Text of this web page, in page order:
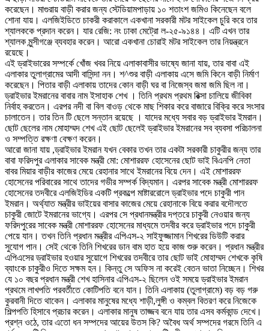
করেছেন। মাগুরায় বাড়ী করার জন্য স্টেডিয়ামপাড়ায় ১০ শতাংশ জমিও কিনেছেন বলে
শোনা যায়। এলজিইডিতে চাকরী করাকালে একখানা সরকারী মটর সাইকেল চুরি করে তার
শ্যালককে প্রদান করেন। যার রেজি: নং ঢাকা মেট্রো ল-২৫-৯১৪৪। এটি এখন তার
শ্যালক মুন্সীগঞ্জে ব্যবহার করেন। আরো একখানা চোরাই মটর সাইকেল তার নিয়ন্ত্রনে
রয়েছে।
এই ড্রাইভারের সম্পর্কে খোঁজ খবর নিয়ে এলাকাবাসীর ভাষ্যে জানা যায়, তার বাবা এই
এলাকার তুলাগ্রামের আদী বাসিন্দা নন। শ^শুর বাড়ী এলাকায় এসে জমি কিনে বাড়ী নির্মাণ
করেছেন। পিতার বাড়ী এলাকায় তাদের কোন বাড়ী ঘর বা নিজেস্ব জমা জমি ছিল না।
ড্রাইভার ইমরানের বাবার নাম ইসাহাক শেখ । তিনি প্রথম প্রথম রিক্সা চালিয়ে জীবিকা
নির্বাহ করতেন। এরপর নদী বা বিল বাওড় থেকে মাছ শিকার করে বাজারে বিক্রি করে সংসার
চালাতেন। তার তিন টি ছেলে সন্তান রয়েছে । যাদের মধ্যে সবার বড় ড্রাইভার ইমরান।
ছোট ছেলের নাম মোহাম্মদ শেখ এই ছোট ছেলেই ড্রাইভার ইমরানের সব ব্যবসা পরিচালনা
ও সম্পত্তি রক্ষণা বেক্ষণ করেন।
আরো জানা যায় ,ড্রাইভার ইমরান যখন বেকার তখন তার একটা সরকারী চাকুরীর জন্য তার
বাবা ফরিদপুর এলাকার সাবেক মন্ত্রী মো: মোশাররফ হোসেনের ছোট ভাই বিএনপি নেতা
বাবর মিয়ার বাড়ীর কাজের মেয়ে রেহানার সাথে ইমরানের বিয়ে দেন। এই মোশাররফ
হোসেনের পরিবারের সাথে তাদের গভীর সম্পর্ক বিদ্যমান। এরপর সাবেক মন্ত্রী মোশাররফ
হোসেনের তদবীরে এলজিইডির একটি প্রকল্পে মাষ্টাররোলে ড্রাইভার পদে চাকুরী পান
ইমরান। অর্থ্যাত মন্ত্রীর ভাইয়ের বাসার কাজের মেয়ে রেহানাকে বিয়ে করার বদৌলতে
চাকুরী জোটে ইমরানের ভাগ্যে। এরপর সে প্রধানমন্ত্রীর দপ্তরে চাকুরী নেওয়ার জন্য
ফরিদপুরের সাবেক মন্ত্রী মোশাররফ হোসেনের মাধ্যমে তদবীর করে ড্রাইভার পদে চাকুরী
পেয়ে যান। তখন তিনি প্রধান মন্ত্রীর এপিএস-২ সাইফুজ্জামান শিখরের ডিউটি করার
সুযোগ পান। সেই থেকে তিনি শিখরের ডান বাম হাত হয়ে কাজ শুরু করেন। প্রধান মন্ত্রীর
এপিএসের ড্রাইভার হওয়ার সুয়োগে শিখরের তদবীরে তার ছোট ভাই মোহাম্মদ শেখকে কৃষি
ব্যাংকে চাকুরীও দিতে সক্ষম হন। কিন্তু সে অফিস না করেই বেতন ভাতা নিচ্ছেন। শিখর
যে ১০ বছর প্রধান মন্ত্রী শেখ হাসিনার এপিএস-২ ছিলেন ওই সময়ে ড্রাইভার ইমরান
প্রথমে লাখপতি পরবর্তীতে কোটিপতি বনে যান। তিনি এলাকায় (তুলাগ্রামে) বড় বড় গরু
কুরবানী দিতে থাকেন। এলাকার মানুষের মধ্যে শাড়ী,লুঙ্গী ও কম্বল বিতরণ করে নিজেকে
শিল্পপতি হিসাবে প্রচার করেন। এলাকার মানুষ তাজ্জব বনে যায় তার এসব কর্মকান্ড দেখে।
প্রশ্ন ওঠে, তার এতো ধন সম্পদের আয়ের উতস কি? অবৈধ অর্থ সম্পদের গরমে তিনি এ